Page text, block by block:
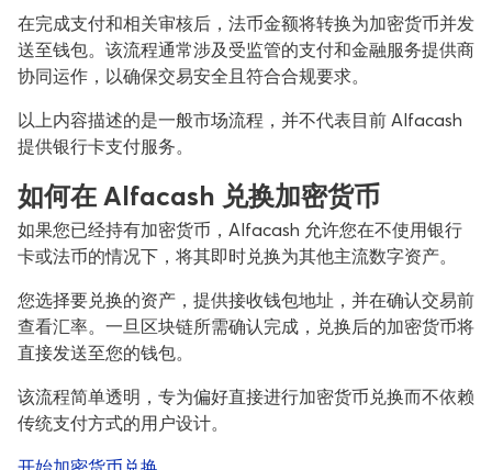
在完成支付和相关审核后，法币金额将转换为加密货币并发
送至钱包。该流程通常涉及受监管的支付和金融服务提供商
协同运作，以确保交易安全且符合合规要求。
以上内容描述的是一般市场流程，并不代表目前 Alfacash
提供银行卡支付服务。
如何在 Alfacash 兑换加密货币
如果您已经持有加密货币，Alfacash 允许您在不使用银行
卡或法币的情况下，将其即时兑换为其他主流数字资产。
您选择要兑换的资产，提供接收钱包地址，并在确认交易前
查看汇率。一旦区块链所需确认完成，兑换后的加密货币将
直接发送至您的钱包。
该流程简单透明，专为偏好直接进行加密货币兑换而不依赖
传统支付方式的用户设计。